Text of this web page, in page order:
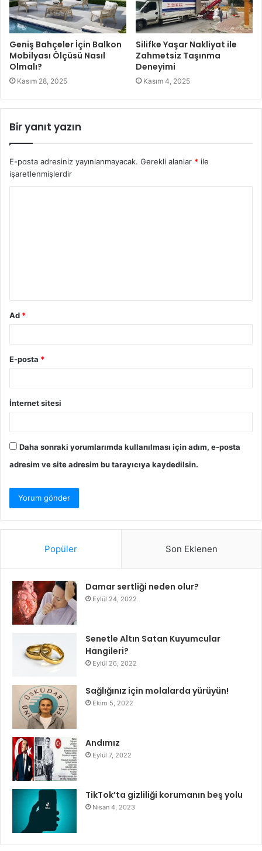
Geniş Bahçeler İçin Balkon
Mobilyası Ölçüsü Nasıl
Olmalı?
Kasım 28, 2025
Silifke Yaşar Nakliyat ile
Zahmetsiz Taşınma
Deneyimi
Kasım 4, 2025
Bir yanıt yazın
E-posta adresiniz yayınlanmayacak. Gerekli alanlar * ile
işaretlenmişlerdir
Ad *
E-posta *
İnternet sitesi
Daha sonraki yorumlarımda kullanılması için adım, e-posta
adresim ve site adresim bu tarayıcıya kaydedilsin.
Popüler Son Eklenen
Damar sertliği neden olur?
Eylül 24, 2022
Senetle Altın Satan Kuyumcular
Hangileri?
Eylül 26, 2022
Sağlığınız için molalarda yürüyün!
Ekim 5, 2022
Andımız
Eylül 7, 2022
TikTok’ta gizliliği korumanın beş yolu
Nisan 4, 2023